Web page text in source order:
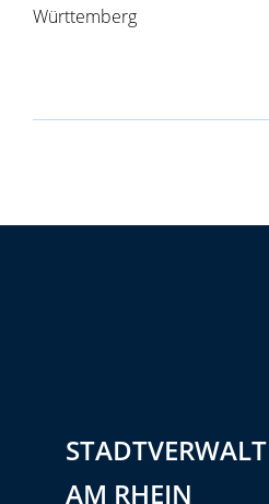
Württemberg
AM RHEIN